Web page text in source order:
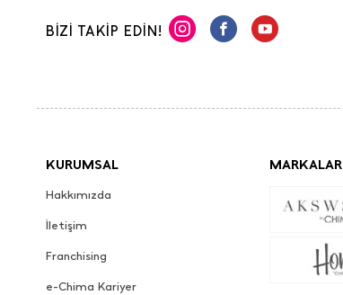
BİZİ TAKİP EDİN!
KURUMSAL
Hakkımızda
İletişim
Franchising
e-Chima Kariyer
MARKALAR